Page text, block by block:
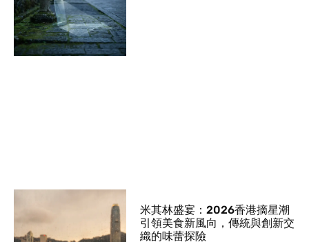
米其林盛宴：2026香港摘星潮
引領美食新風向，傳統與創新交
織的味蕾探險